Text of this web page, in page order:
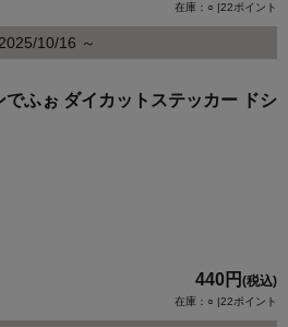
在庫：○ |22ポイント
10/16 ～
ふぉ ダイカットステッカー ドシ
440円 (税込)
在庫：○ |22ポイント